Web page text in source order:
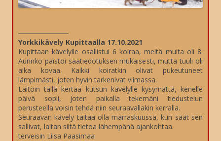
Yorkkikävely Kupittaalla 17.10.2021
Kupittaan kävelylle osallistui 6 koiraa, meitä muita oli 8.
Aurinko paistoi säätiedotuksen mukaisesti, mutta tuuli oli
aika kovaa. Kaikki koiratkin olivat pukeutuneet
lämpimästi, joten hyvin tarkenivat viimassa.
Laitoin tällä kertaa kutsun kävelylle kysymättä, kenelle
päivä sopii, joten paikalla tekemäni tiedustelun
perusteella voisin tehdä niin seuraavallakin kerralla.
Seuraavan kävely taitaa olla marraskuussa, kun säät sen
sallivat, laitan siitä tietoa lähempänä ajankohtaa.
terveisin Liisa Paasimaa